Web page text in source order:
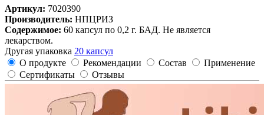
Артикул: 7020390
Производитель: НПЦРИЗ
Содержимое: 60 капсул по 0,2 г. БАД. Не является
лекарством.
Другая упаковка 20 капсул
О продукте
Рекомендации Состав
Применение
Сертификаты
Отзывы